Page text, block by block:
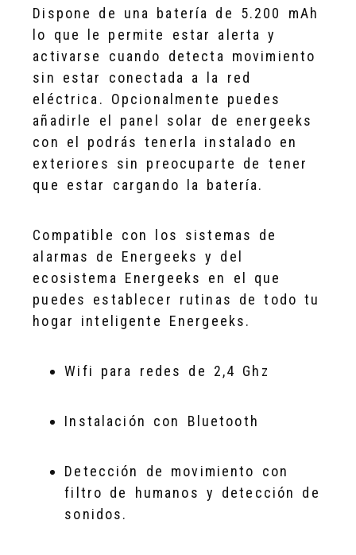
Dispone de una batería de 5.200 mAh
lo que le permite estar alerta y
activarse cuando detecta movimiento
sin estar conectada a la red
eléctrica. Opcionalmente puedes
añadirle el panel solar de energeeks
con el podrás tenerla instalado en
exteriores sin preocuparte de tener
que estar cargando la batería.
Compatible con los sistemas de
alarmas de Energeeks y del
ecosistema Energeeks en el que
puedes establecer rutinas de todo tu
hogar inteligente Energeeks.
Wifi para redes de 2,4 Ghz
Instalación con Bluetooth
Detección de movimiento con
filtro de humanos y detección de
sonidos.